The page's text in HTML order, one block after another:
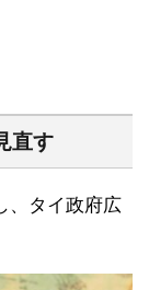
直す
、タイ政府広